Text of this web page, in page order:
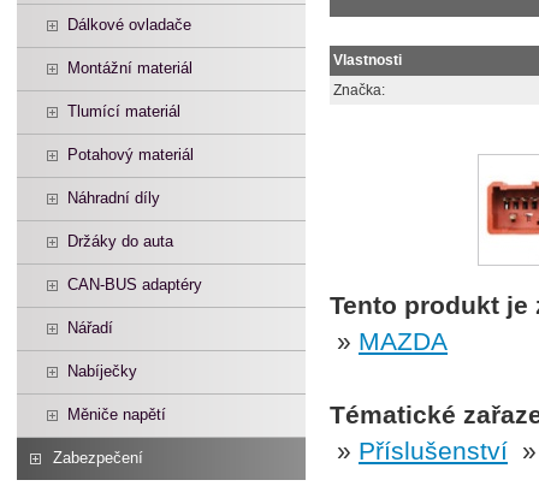
Dálkové ovladače
Montážní materiál
Tlumící materiál
Potahový materiál
Náhradní díly
Držáky do auta
CAN-BUS adaptéry
Nářadí
Nabíječky
Měniče napětí
Zabezpečení
Vlastnosti
Značka:
Tento produkt je
» MAZDA
Tématické
» Příslušenství